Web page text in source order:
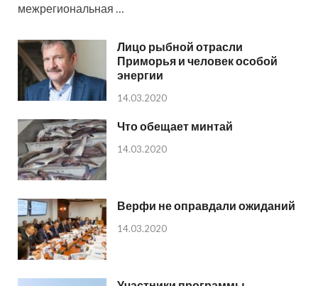
межрегиональная …
Лицо рыбной отрасли
Приморья и человек особой
энергии
14.03.2020
Что обещает минтай
14.03.2020
Верфи не оправдали ожиданий
14.03.2020